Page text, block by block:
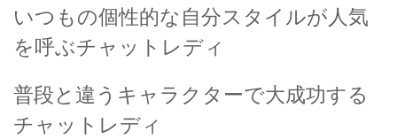
いつもの個性的な自分スタイルが人気
を呼ぶチャットレディ
普段と違うキャラクターで大成功する
チャットレディ